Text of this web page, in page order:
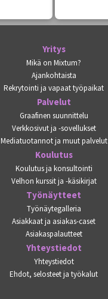
Yritys
Mikä on Mixtum?
Ajankohtaista
Rekrytointi ja vapaat työpaikat
Palvelut
Graafinen suunnittelu
Verkkosivut ja -sovellukset
Mediatuotannot ja muut palvelut
Koulutus
Koulutus ja konsultointi
Velhon kurssit ja -käsikirjat
Työnäytteet
Työnäytegalleria
Asiakkaat ja asiakas-caset
Asiakaspalautteet
Yhteystiedot
Yhteystiedot
Ehdot, selosteet ja työkalut